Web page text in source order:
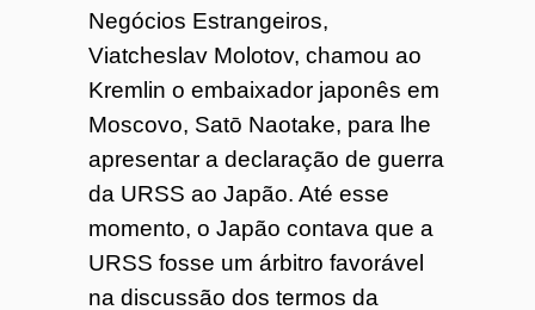
Negócios Estrangeiros,
Viatcheslav Molotov, chamou ao
Kremlin o embaixador japonês em
Moscovo, Satō Naotake, para lhe
apresentar a declaração de guerra
da URSS ao Japão. Até esse
momento, o Japão contava que a
URSS fosse um árbitro favorável
na discussão dos termos da